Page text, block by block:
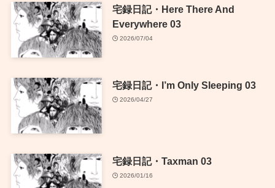
宅録日記・Here There And
Everywhere 03
2026/07/04
宅録日記・I’m Only Sleeping 03
2026/04/27
宅録日記・Taxman 03
2026/01/16